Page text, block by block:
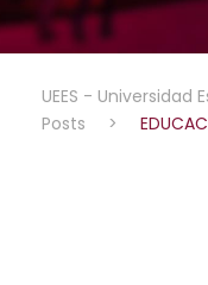
UEES - Universidad
Posts
>